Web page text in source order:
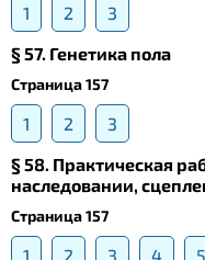
1 2
3
§ 57. Генетика пола
Страница 157
1 2
3
§ 58. Практическая
наследовании,
Страница 157
1 2 3 4 5